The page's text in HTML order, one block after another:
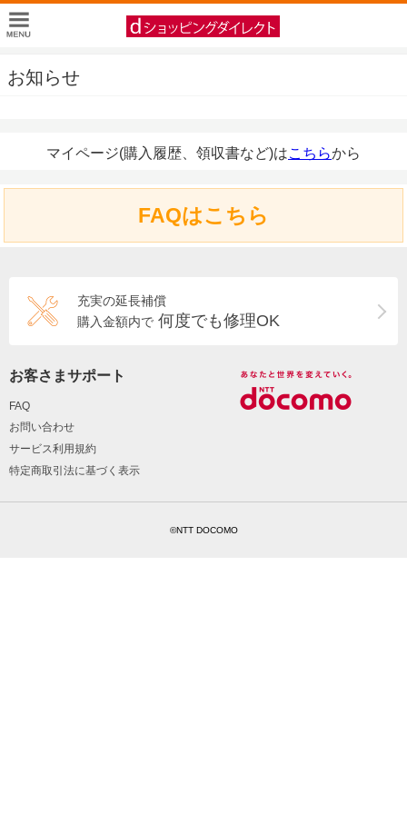
お知らせ
マイページ(購入履歴、領収書など)はこちらから
FAQはこちら
充実の延長補償
購入金額内で 何度でも修理OK
お客さまサポート
FAQ
お問い合わせ
サービス利用規約
特定商取引法に基づく表示
©NTT DOCOMO